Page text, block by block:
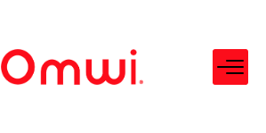
IMMOBILIÈRE